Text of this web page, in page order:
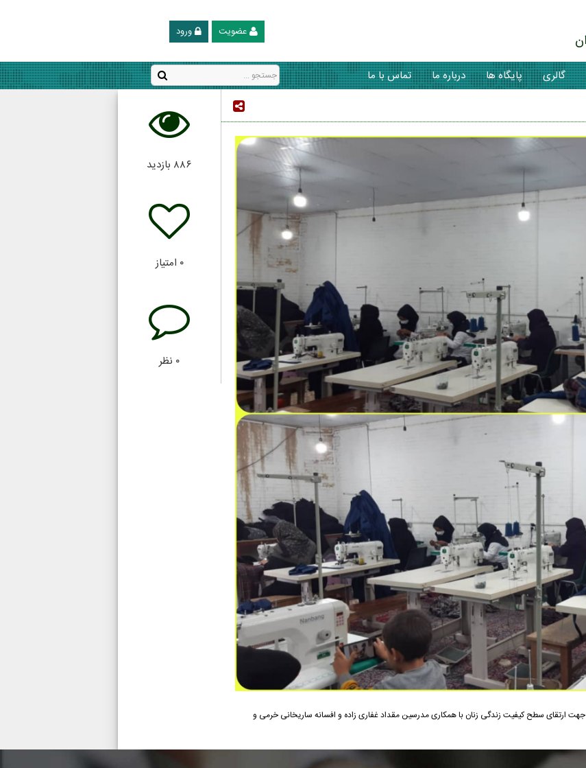
ورود عضویت
گالری پایگاه ها درباره ما تماس با ما
اجرای طرح اشتغال زایی ویژه زنان خودسرپرست در سال 1400 جهت ارتقای سطح کیفیت زندگی زنان با همکاری مدرسین مقداد غفاری زاده و افسانه ساریخانی خرمی و
۸۸۶ بازدید
۰ امتیاز
۰ نظر